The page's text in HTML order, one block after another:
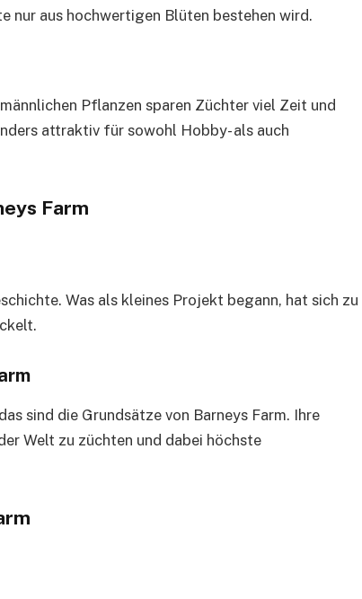
nur aus hochwertigen Blüten bestehen wird.
Pflanzen sparen Züchter viel Zeit und
attraktiv für sowohl Hobby- als auch
Farm
Was als kleines Projekt begann, hat sich zu
sind die Grundsätze von Barneys Farm. Ihre
Welt zu züchten und dabei höchste